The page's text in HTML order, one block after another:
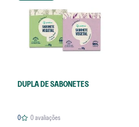
DUPLA DE SABONETES
0 0avaliações